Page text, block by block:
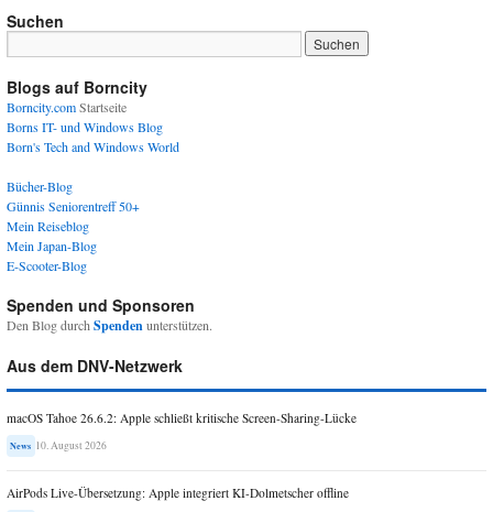
Suchen
Blogs auf Borncity
Borncity.comStartseite
Borns IT- und Windows Blog
Born's Tech and Windows World
Bücher-Blog
Günnis Seniorentreff 50+
Mein Reiseblog
Mein Japan-Blog
E-Scooter-Blog
Spenden und Sponsoren
Den Blog durchSpendenunterstützen.
Aus dem DNV-Netzwerk
macOS Tahoe 26.6.2: Apple schließt kritische Screen-Sharing-Lücke
News 10. August 2026
AirPods Live-Übersetzung: Apple integriert KI-Dolmetscher offline